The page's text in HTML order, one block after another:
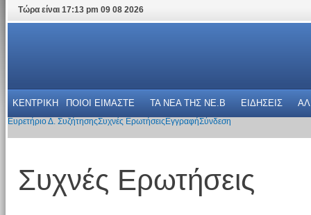
Τώρα είναι 17:13 pm 09 08 2026
ΚΕΝΤΡΙΚΗ ΠΟΙΟΙ ΕΙΜΑΣΤΕ ΤΑ ΝΕΑ THΣ NE.B ΕΙΔΗΣΕΙΣ
Ευρετήριο Δ. ΣυζήτησηςΣυχνές Ερωτήσεις ΕγγραφήΣύνδεση
Συχνές Ερωτήσεις